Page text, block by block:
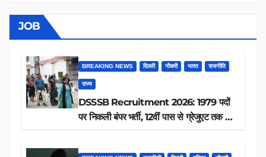
JOB
BREAKING NEWS दिल्ली नौकरी भारत राजनीति
राज्य
DSSSB Recruitment 2026: 1979 पदों
पर निकली बंपर भर्ती, 12वीं पास से ग्रेजुएट तक करें